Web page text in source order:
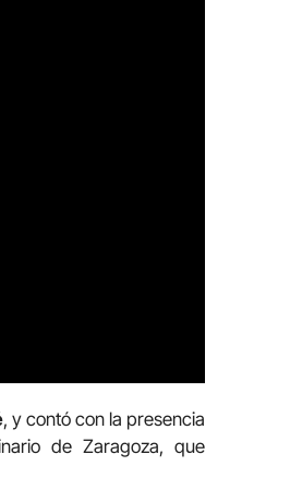
, y contó con la presencia
de Zaragoza, que